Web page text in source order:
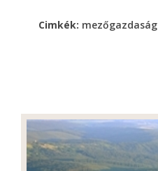
Cimkék: mezőgazdaság